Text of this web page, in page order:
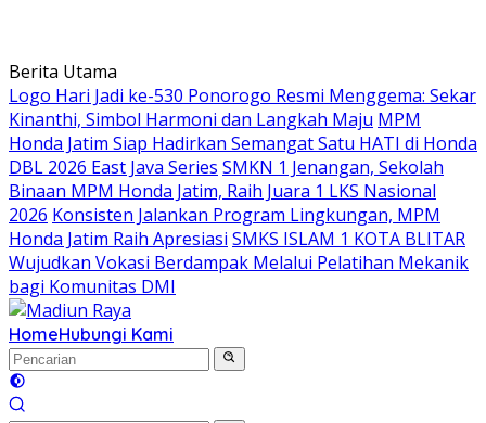
Langsung
ke
konten
Berita Utama
Logo Hari Jadi ke-530 Ponorogo Resmi Menggema: Sekar
Kinanthi, Simbol Harmoni dan Langkah Maju MPM
Honda Jatim Siap Hadirkan Semangat Satu HATI di Honda
DBL 2026 East Java Series SMKN 1 Jenangan, Sekolah
Binaan MPM Honda Jatim, Raih Juara 1 LKS Nasional
2026 Konsisten Jalankan Program Lingkungan, MPM
Honda Jatim Raih Apresiasi SMKS ISLAM 1 KOTA BLITAR
Wujudkan Vokasi Berdampak Melalui Pelatihan Mekanik
bagi Komunitas DMI
HomeHubungi Kami